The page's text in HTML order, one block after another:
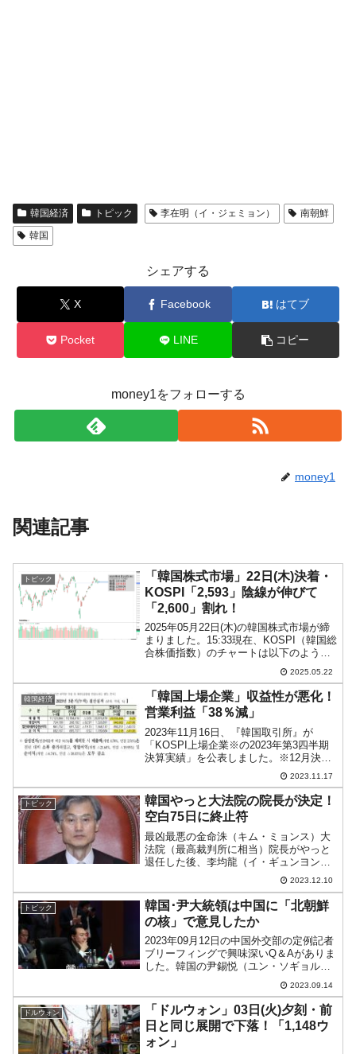
韓国経済 トピック 李在明（イ・ジェミョン）
南朝鮮
韓国
シェアする
X Facebook はてブ
Pocket LINE コピー
money1をフォローする
money1
関連記事
トピック
「韓国株式市場」22日(木)決着・
KOSPI「2,593」陰線が伸びて
「2,600」割れ！
2025年05月22日(木)の韓国株式市場が締
まりました。15:33現在、KOSPI（韓国総
合株価指数）のチャートは以下のように
『Investing.com』より引用）。陰線が伸
びました。KOSPIは「2,593」ま...
2025.05.22
韓国経済
「韓国上場企業」収益性が悪化！
営業利益「38％減」
2023年11月16日、『韓国取引所』が
「KOSPI上場企業※の2023年第3四半期
決算実績」を公表しました。※12月決算
のKOSPI上場企業（個別700社、連結613
社）非常に興味深い内容です。以下は613
社、連結基準のデータです。202...
2023.11.17
トピック
韓国やっと大法院の院長が決定！
空白75日に終止符
最凶最悪の金命洙（キム・ミョンス）大
法院（最高裁判所に相当）院長がやっと
退任した後、李均龍（イ・ギュンヨン）
さんが院長候補となっていたのですが、
任命同意案が国会本会議で（『共に民主
党』の多数票によって）否決されまし
た。※「いわゆる徴用工裁判...
2023.12.10
トピック
韓国･尹大統領は中国に「北朝鮮
の核」で意見したか
2023年09月12日の中国外交部の定例記者
ブリーフィングで興味深いQ＆Aがありま
した。韓国の尹錫悦（ユン・ソギョル）
大統領が中国の李強首相と会談した際
に、北朝鮮の核を管理するために注文を
つけたという件です。『ロイター通信』
記者：韓国の尹錫...
2023.09.14
ドルウォン
「ドルウォン」03日(火)夕刻・前
日と同じ展開で下落！「1,148ウ
ォン」